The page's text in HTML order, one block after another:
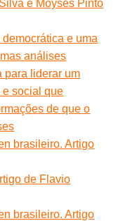
e Moysés Pinto
e uma
análises
para liderar um
e social que
de que o
brasileiro. Artigo
de Flavio
brasileiro. Artigo